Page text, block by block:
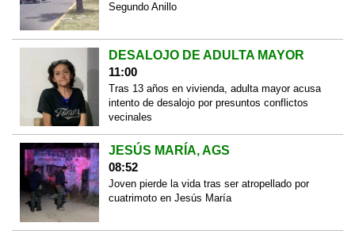
Segundo Anillo
DESALOJO DE ADULTA MAYOR
11:00
Tras 13 años en vivienda, adulta mayor acusa
intento de desalojo por presuntos conflictos
vecinales
JESÚS MARÍA, AGS
08:52
Joven pierde la vida tras ser atropellado por
cuatrimoto en Jesús María